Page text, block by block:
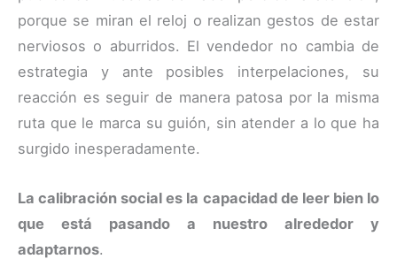
porque se miran el reloj o realizan gestos de estar
nerviosos o aburridos. El vendedor no cambia de
estrategia y ante posibles interpelaciones, su
reacción es seguir de manera patosa por la misma
ruta que le marca su guión, sin atender a lo que ha
surgido inesperadamente.
La calibración social es la capacidad de leer bien lo
que está pasando a nuestro alrededor y
adaptarnos.